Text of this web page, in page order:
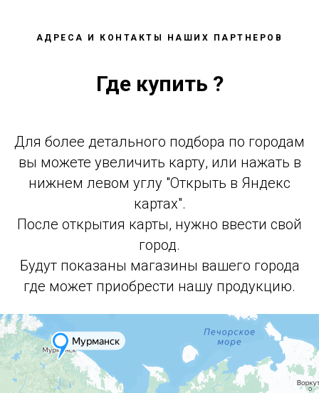
АДРЕСА И КОНТАКТЫ НАШИХ ПАРТНЕРОВ
Где купить ?
Для более детального подбора по городам
вы можете увеличить карту, или нажать в
нижнем левом углу "Открыть в Яндекс
картах".
После открытия карты, нужно ввести свой
город.
Будут показаны магазины вашего города
где может приобрести нашу продукцию.